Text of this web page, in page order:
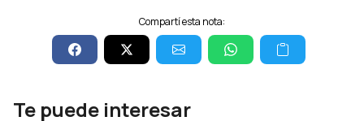
Compartí esta nota:
Te puede interesar